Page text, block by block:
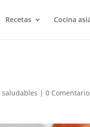
Recetas Cocina
|0